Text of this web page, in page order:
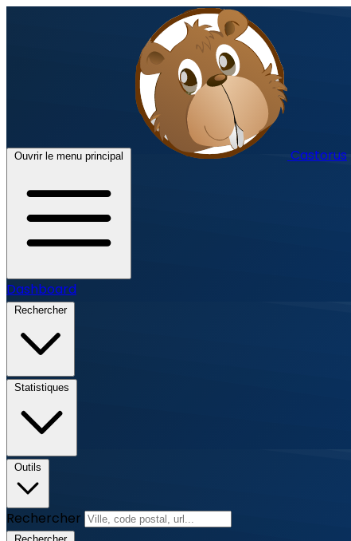
Ouvrir le menu principal Castorus
Dashboard
Rechercher
Statistiques
Outils
Rechercher